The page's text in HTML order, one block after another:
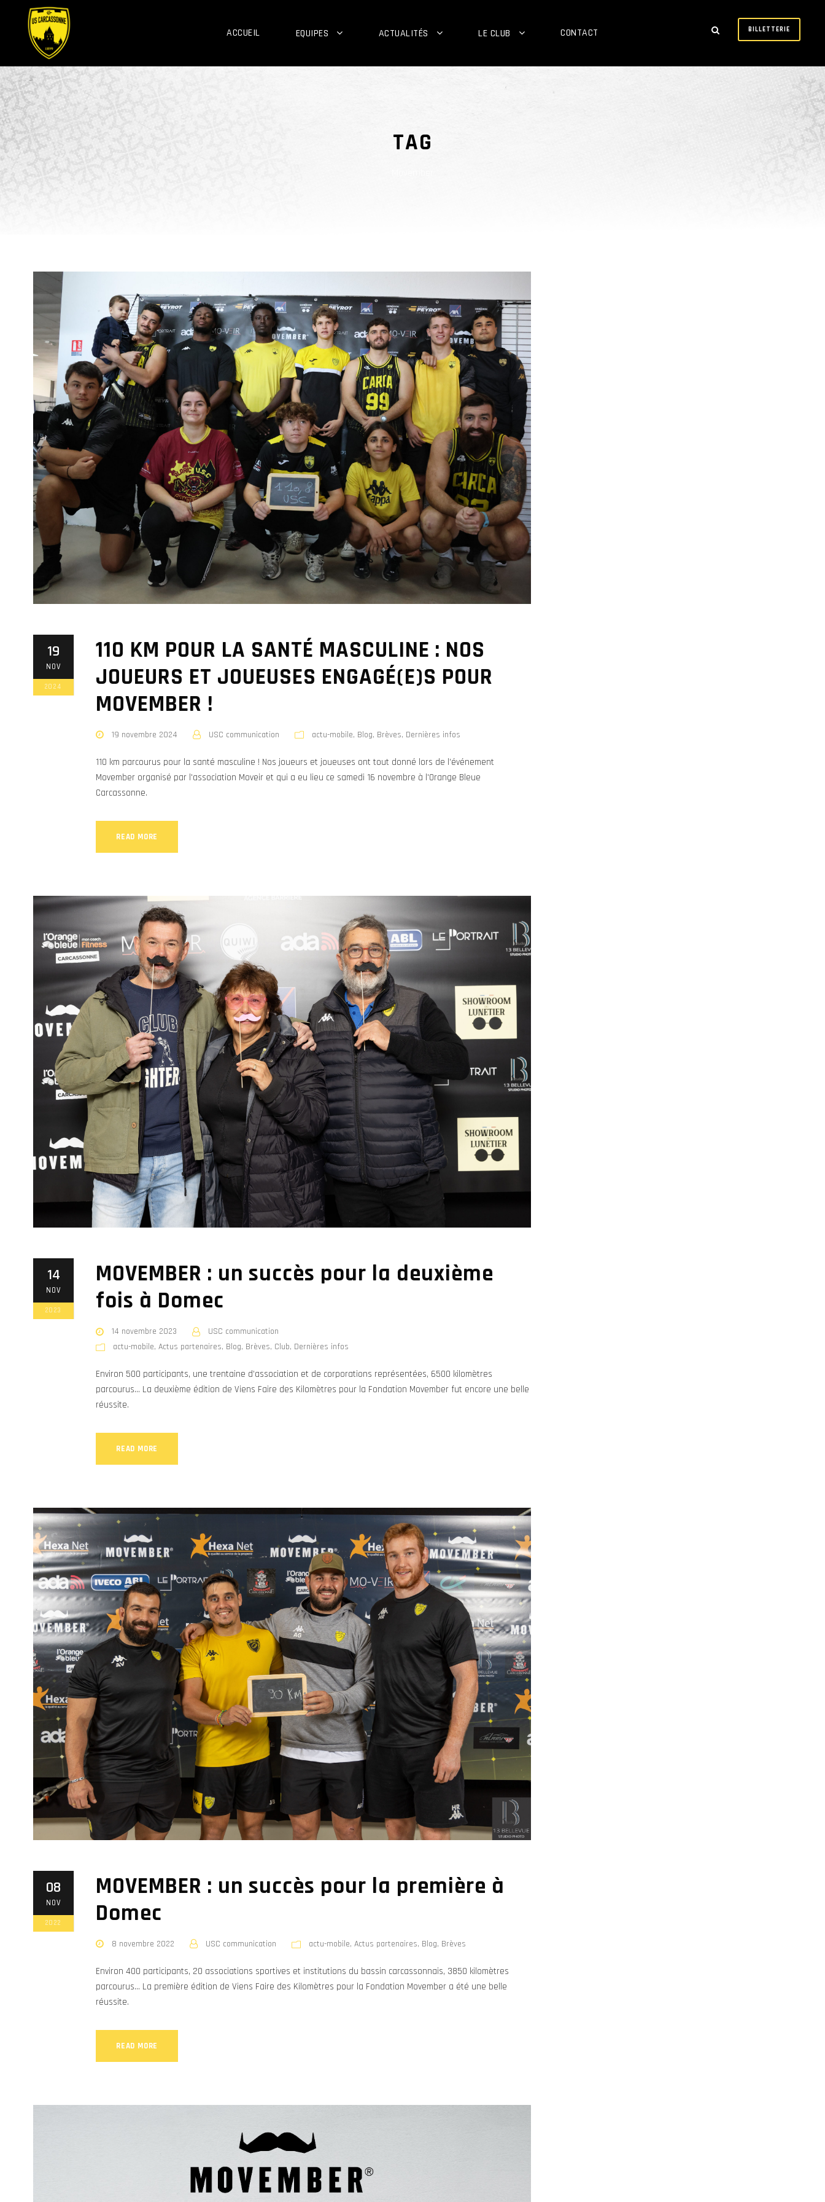
ACCUEIL EQUIPES ACTUALITÉS LE CLUB CONTACT BILLETTERIE
TAG
19
NOV
2024
110 KM POUR LA SANTÉ MASCULINE : NOS
JOUEURS ET JOUEUSES ENGAGÉ(E)S POUR
MOVEMBER !
19 novembre 2024 USC communication actu-mobile, Blog, Brèves, Dernières infos
110 km parcourus pour la santé masculine ! Nos joueurs et joueuses ont tout donné lors de l’événement
Movember organisé par l'association Moveir et qui a eu lieu ce samedi 16 novembre à l'Orange Bleue
Carcassonne.
READ MORE
14
NOV
2023
MOVEMBER : un succès pour la deuxième
fois à Domec
14 novembre 2023
USC communication
actu-mobile, Actus partenaires, Blog, Brèves, Club, Dernières infos
Environ 500 participants, une trentaine d’association et de corporations représentées, 6500 kilomètres
parcourus… La deuxième édition de Viens Faire des Kilomètres pour la Fondation Movember fut encore une belle
réussite.
READ MORE
08
NOV
2022
MOVEMBER : un succès pour la première à
Domec
8 novembre 2022 USC communication actu-mobile, Actus partenaires, Blog, Brèves
Environ 400 participants, 20 associations sportives et institutions du bassin carcassonnais, 3850 kilomètres
parcourus... La première édition de Viens Faire des Kilomètres pour la Fondation Movember a été une belle
réussite.
READ MORE